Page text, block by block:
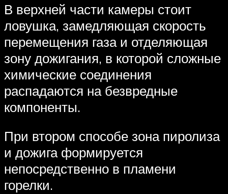
В верхней части камеры стоит
ловушка, замедляющая скорость
перемещения газа и отделяющая
зону дожигания, в которой сложные
химические соединения
распадаются на безвредные
компоненты.
При втором способе зона пиролиза
и дожига формируется
непосредственно в пламени
горелки.